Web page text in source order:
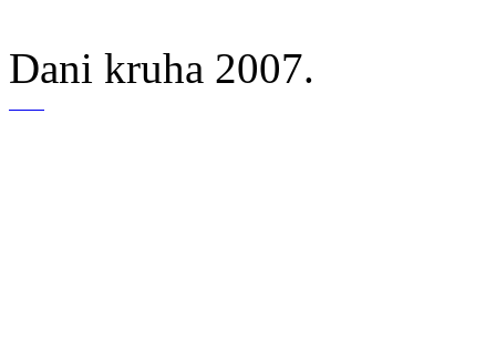
Dani kruha 2007.